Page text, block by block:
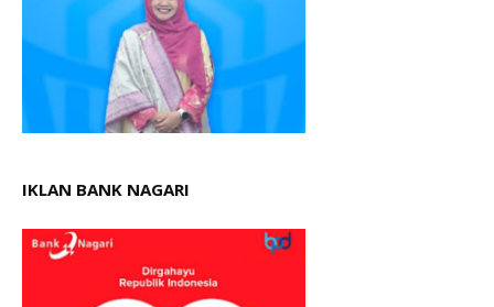
IKLAN BANK NAGARI